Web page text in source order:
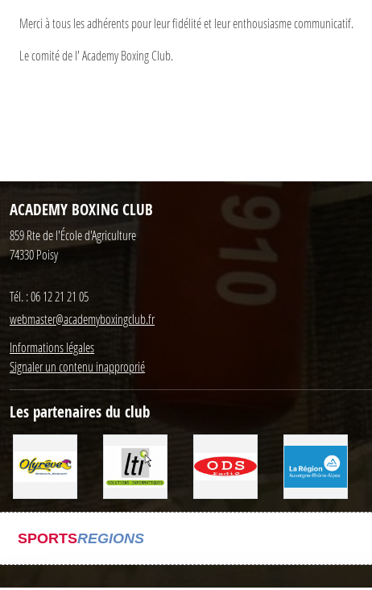
Merci à tous les adhérents pour leur fidélité et leur enthousiasme communicatif.
Le comité de l' Academy Boxing Club.
ACADEMY BOXING CLUB
859 Rte de l'École d'Agriculture
74330Poisy
Tél. :06 12 21 21 05
webmaster@academyboxingclub.fr
Informations légales
Signaler un contenu inapproprié
Les partenaires du club
SPORTSREGIONS